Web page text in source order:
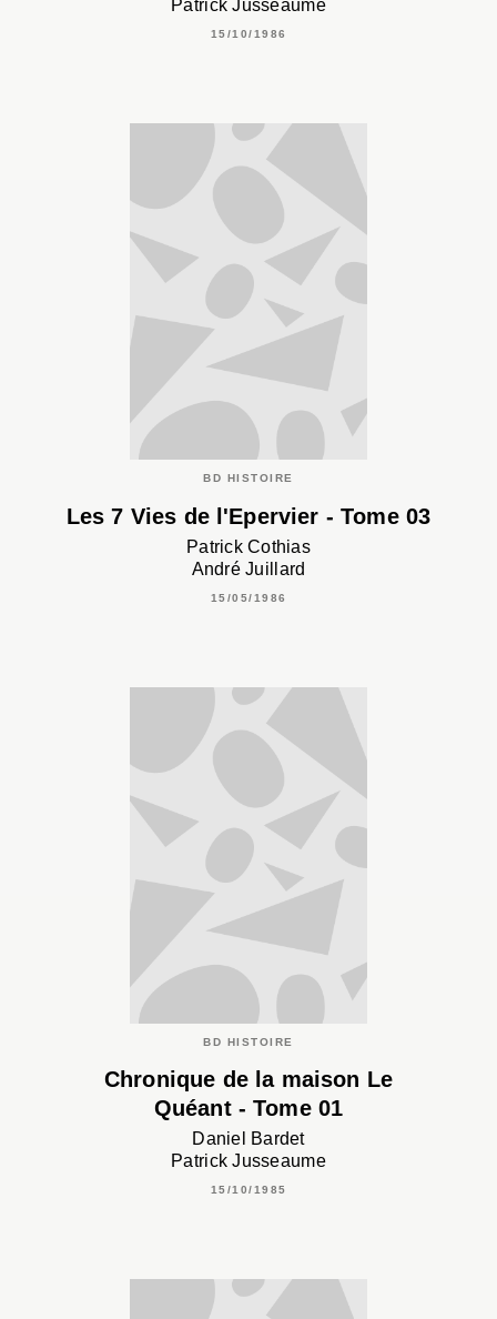
Patrick Jusseaume
15/10/1986
BD HISTOIRE
Les 7 Vies de l'Epervier - Tome 03
Patrick Cothias
André Juillard
15/05/1986
BD HISTOIRE
Chronique de la maison Le
Quéant - Tome 01
Daniel Bardet
Patrick Jusseaume
15/10/1985